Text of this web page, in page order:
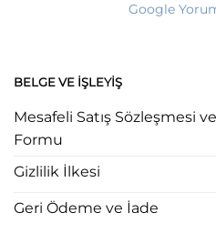
Google
BELGE VE İŞLEYIŞ
Mesafeli Satış Sözleşmesi
Formu
Gizlilik İlkesi
Geri Ödeme ve İade